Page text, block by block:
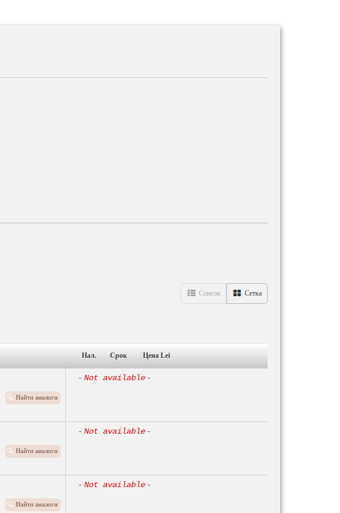
Сетка
Список
Нал. Срок Цена Lei
Найти аналоги
- Not available -
Найти аналоги
- Not available -
Найти аналоги
- Not available -